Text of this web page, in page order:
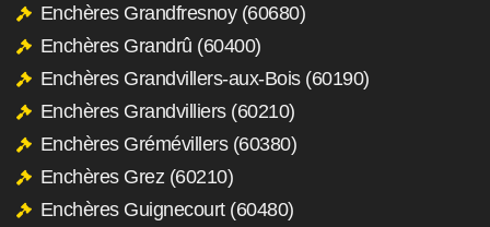
Enchères Grandfresnoy (60680)
Enchères Grandrû (60400)
Enchères Grandvillers-aux-Bois (60190)
Enchères Grandvilliers (60210)
Enchères Grémévillers (60380)
Enchères Grez (60210)
Enchères Guignecourt (60480)